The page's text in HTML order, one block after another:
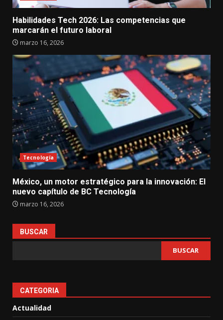
Habilidades Tech 2026: Las competencias que
marcarán el futuro laboral
marzo 16, 2026
Tecnología
México, un motor estratégico para la innovación: El
nuevo capítulo de BC Tecnología
marzo 16, 2026
BUSCAR
BUSCAR
CATEGORIA
Actualidad